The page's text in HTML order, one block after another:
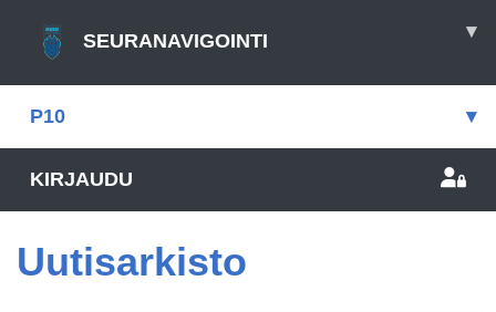
SEURANAVIGOINTI ▾
P10 ▾
KIRJAUDU
Uutisarkisto